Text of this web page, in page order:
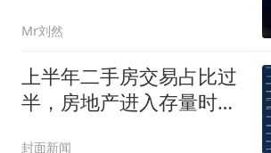
Mr刘然
上半年二手房交易占比过
半，房地产进入存量时代
封面新闻